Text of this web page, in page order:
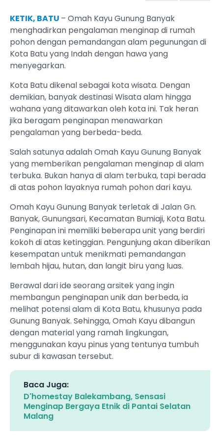
KETIK, BATU – Omah Kayu Gunung Banyak
menghadirkan pengalaman menginap di rumah
pohon dengan pemandangan alam pegunungan di
Kota Batu yang Indah dengan hawa yang
menyegarkan.
Kota Batu dikenal sebagai kota wisata. Dengan
demikian, banyak destinasi Wisata alam hingga
wahana yang ditawarkan oleh kota ini. Tak heran
jika beragam penginapan menawarkan
pengalaman yang berbeda-beda.
Salah satunya adalah Omah Kayu Gunung Banyak
yang memberikan pengalaman menginap di alam
terbuka. Bukan hanya di alam terbuka, tapi berada
di atas pohon layaknya rumah pohon dari kayu.
Omah Kayu Gunung Banyak terletak di Jalan Gn.
Banyak, Gunungsari, Kecamatan Bumiaji, Kota Batu.
Penginapan ini memiliki beberapa unit yang berdiri
kokoh di atas ketinggian. Pengunjung akan diberikan
kesempatan untuk menikmati pemandangan
lembah hijau, hutan, dan langit biru yang luas.
Berawal dari ide seorang arsitek yang ingin
membangun penginapan unik dan berbeda, ia
melihat potensi alam di Kota Batu, khusunya pada
Gunung Banyak. Sehingga, Omah Kayu dibangun
dengan material yang ramah lingkungan,
menggunakan kayu pinus yang tentunya tumbuh
subur di kawasan tersebut.
Baca Juga:
D'homestay Balekambang, Sensasi
Menginap Bergaya Etnik di Pantai Selatan
Malang